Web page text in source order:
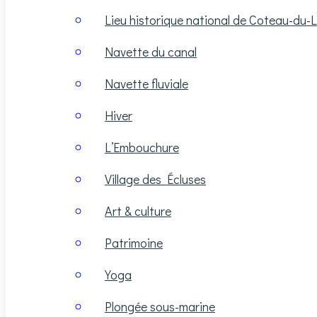
Lieu historique national de Coteau-du-
Navette du canal
Navette fluviale
Hiver
L’Embouchure
Village des Écluses
Art & culture
Patrimoine
Yoga
Plongée sous-marine